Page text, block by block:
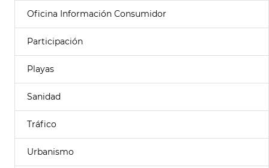
Oficina Información Consumidor
Participación
Playas
Sanidad
Tráfico
Urbanismo